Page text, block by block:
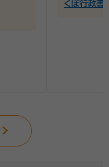
くぼ行政書